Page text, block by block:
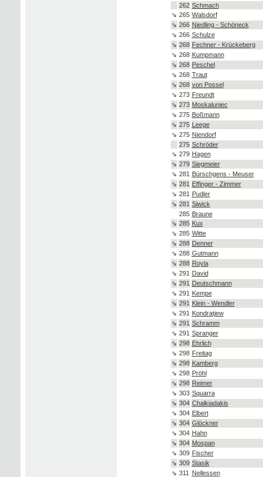
262 Schmach
⇘ 265 Walsdorf
⇘ 266 Niedling - Schöneck
⇘ 266 Schulze
⇘ 268 Fechner - Krückeberg
⇘ 268 Kumpmann
⇘ 268 Peschel
⇘ 268 Traut
⇘ 268 von Possel
⇘ 273 Freundt
⇘ 273 Moskaluniec
⇘ 275 Boßmann
⇘ 275 Leege
⇘ 275 Niendorf
275 Schröder
⇘ 279 Hagen
⇘ 279 Siegmeier
⇘ 281 Bürschgens - Meuser
⇘ 281 Effinger - Zimmer
⇘ 281 Pudler
⇘ 281 Siwick
285 Braune
⇘ 285 Kux
⇘ 285 Witte
⇘ 288 Denner
⇘ 288 Gutmann
⇘ 288 Royla
⇘ 291 David
⇘ 291 Deutschmann
⇘ 291 Kempe
⇘ 291 Klein - Wendler
⇘ 291 Kondratjew
⇘ 291 Schramm
⇘ 291 Spranger
⇘ 298 Ehrlich
⇘ 298 Freitag
⇘ 298 Kamberg
⇘ 298 Pröhl
⇘ 298 Reimer
⇘ 303 Squarra
⇘ 304 Chalkiadakis
⇘ 304 Elbert
⇘ 304 Glöckner
⇘ 304 Hahn
⇘ 304 Mospan
⇘ 309 Fischer
⇘ 309 Stasik
⇘ 311
Nellessen